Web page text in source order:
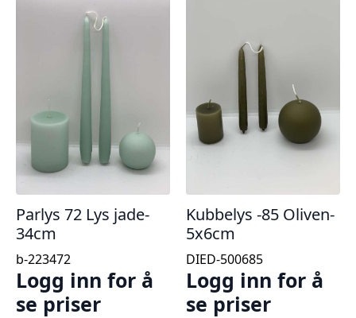
Parlys 72 Lys jade-
34cm
b-223472
Logg inn for å
se priser
Kubbelys -85 Oliven-
5x6cm
DIED-500685
Logg inn for å
se priser